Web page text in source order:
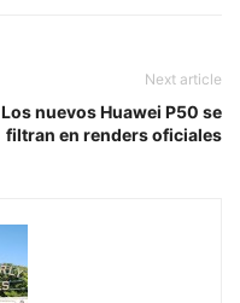
Next article
Los nuevos Huawei P50 se
filtran en renders oficiales